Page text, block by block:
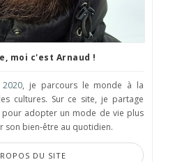
moi c'est Arnaud !
, je parcours le monde à la
cultures. Sur ce site, je partage
adopter un mode de vie plus
son bien-être au quotidien.
DU SITE